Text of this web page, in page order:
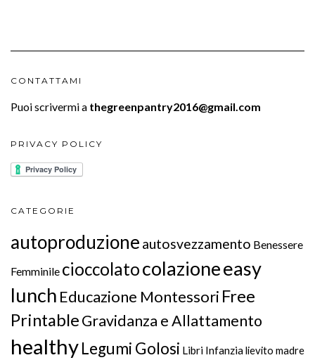
CONTATTAMI
Puoi scrivermi a thegreenpantry2016@gmail.com
PRIVACY POLICY
CATEGORIE
autoproduzione autosvezzamento Benessere
Femminile cioccolatocolazioneeasy
lunch Educazione Montessori Free
PrintableGravidanza e Allattamento
healthyLegumi Golosi Libri Infanzialievito madre